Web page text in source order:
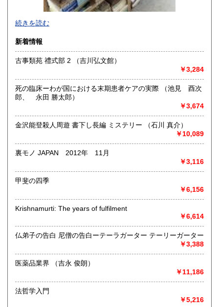
-
沿線名：-
最寄駅：-
営業時間：-
定休日：-
書籍の買取について
-
取り扱い分野
総記、哲学宗教、歴史、社会科学、自然科学、美術工芸、国
語国文、外国文学、古典籍、近代文献、趣味、外国書、サブ
カルチャー、古書一般（その他）
書籍全般
続きを読む
新着情報
古事類苑 禮式部 2 （吉川弘文館）
￥3,284
死の臨床ーわが国における末期患者ケアの実際 （池見 酉次
郎、 永田 勝太郎）
￥3,674
金沢能登殺人周遊 書下し長編 ミステリー （石川 真介）
￥10,089
裏モノ JAPAN 2012年 11月
￥3,116
甲斐の四季
￥6,156
Krishnamurti: The years of fulfilment
￥6,614
仏弟子の告白 尼僧の告白ーテーラガーター テーリーガーター
￥3,388
医薬品業界 （吉永 俊朗）
￥11,186
法哲学入門
￥5,216